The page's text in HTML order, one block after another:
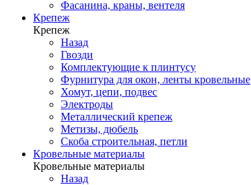
Фасанина, краны, вентеля
Крепеж
Крепеж
Назад
Гвозди
Комплектующие к плинтусу
Фурнитура для окон, ленты кровельные
Хомут, цепи, подвес
Электроды
Металлический крепеж
Метизы, дюбель
Скоба строительная, петли
Кровельные материалы
Кровельные материалы
Назад